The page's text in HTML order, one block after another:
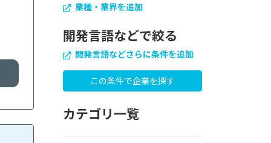
業種・業界を追加
開発言語などで絞る
開発言語などさらに条件を追加
カテゴリ一覧